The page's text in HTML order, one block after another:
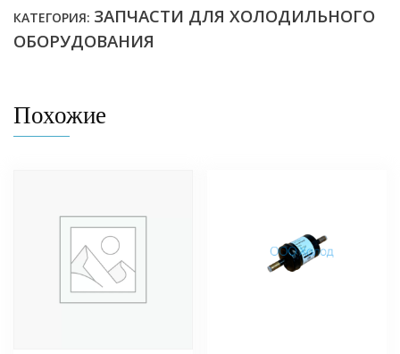
КАТЕГОРИЯ: ЗАПЧАСТИ ДЛЯ ХОЛОДИЛЬНОГО
ОБОРУДОВАНИЯ
Похожие